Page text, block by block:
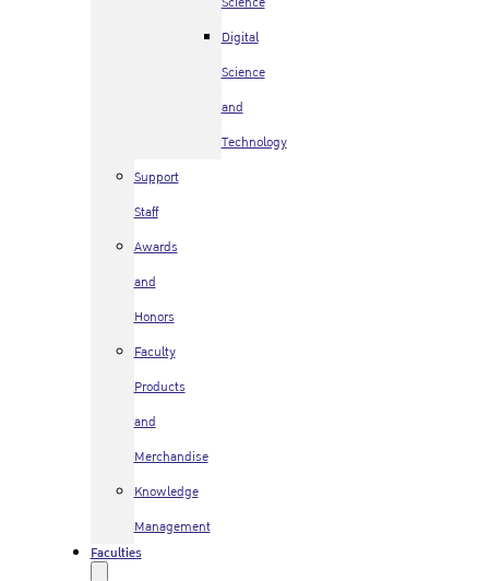
Digital
Science
and
Technology
Support
Staff
Awards
and
Honors
Faculty
Products
and
Merchandise
Knowledge
Management
Faculties